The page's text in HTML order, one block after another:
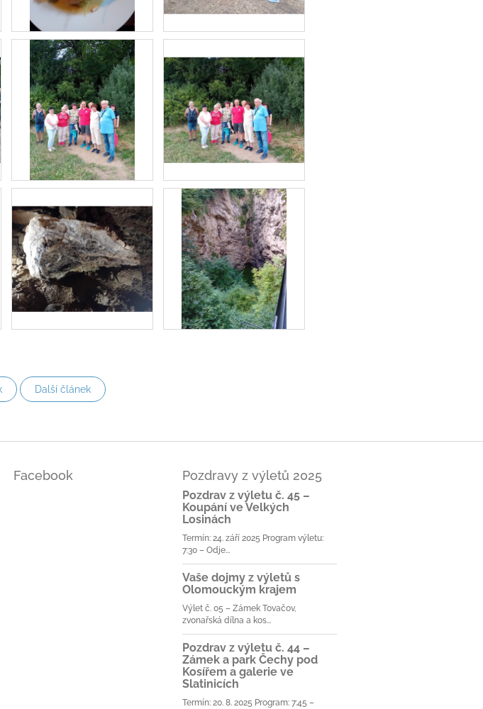
Další článek
Facebook Pozdravy z výletů 2025
Pozdrav z výletu č. 45 –
Koupání ve Velkých
Losinách
Termín: 24. září 2025 Program výletu:
7:30 – Odje...
Vaše dojmy z výletů s
Olomouckým krajem
Výlet č. 05 – Zámek Tovačov,
zvonařská dílna a kos...
Pozdrav z výletu č. 44 –
Zámek a park Čechy pod
Kosířem a galerie ve
Slatinicích
Termín: 20. 8. 2025 Program: 7:45 –